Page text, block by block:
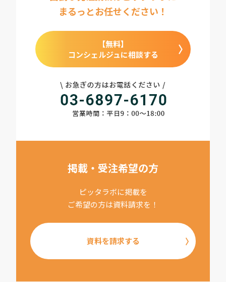
まるっとお任せください！
【無料】
コンシェルジュに相談する
掲載・受注希望の方
ピッタラボに掲載を
ご希望の方は資料請求を！
資料を請求する